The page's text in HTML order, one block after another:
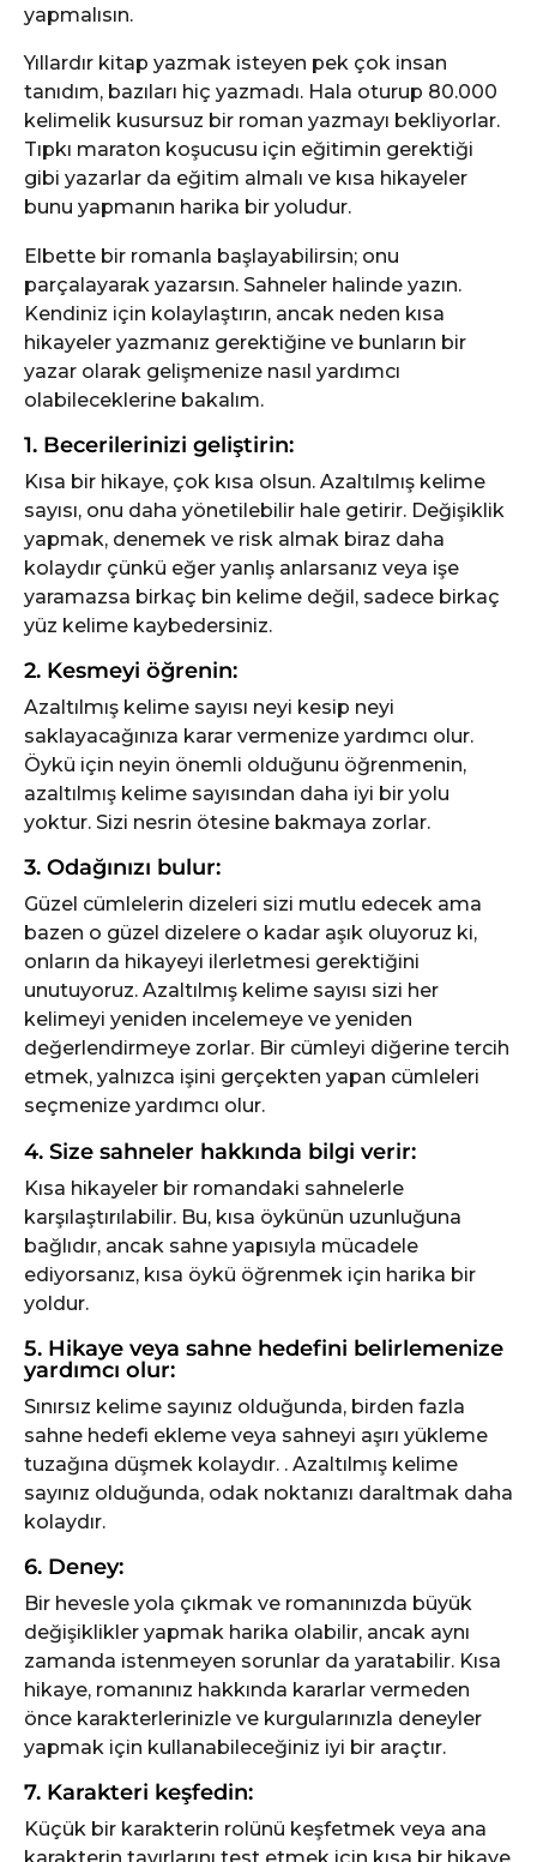
yapmalısın.
Yıllardır kitap yazmak isteyen pek çok insan
tanıdım, bazıları hiç yazmadı. Hala oturup 80.000
kelimelik kusursuz bir roman yazmayı bekliyorlar.
Tıpkı maraton koşucusu için eğitimin gerektiği
gibi yazarlar da eğitim almalı ve kısa hikayeler
bunu yapmanın harika bir yoludur.
Elbette bir romanla başlayabilirsin; onu
parçalayarak yazarsın. Sahneler halinde yazın.
Kendiniz için kolaylaştırın, ancak neden kısa
hikayeler yazmanız gerektiğine ve bunların bir
yazar olarak gelişmenize nasıl yardımcı
olabileceklerine bakalım.
1. Becerilerinizi geliştirin:
Kısa bir hikaye, çok kısa olsun. Azaltılmış kelime
sayısı, onu daha yönetilebilir hale getirir. Değişiklik
yapmak, denemek ve risk almak biraz daha
kolaydır çünkü eğer yanlış anlarsanız veya işe
yaramazsa birkaç bin kelime değil, sadece birkaç
yüz kelime kaybedersiniz.
2. Kesmeyi öğrenin:
Azaltılmış kelime sayısı neyi kesip neyi
saklayacağınıza karar vermenize yardımcı olur.
Öykü için neyin önemli olduğunu öğrenmenin,
azaltılmış kelime sayısından daha iyi bir yolu
yoktur. Sizi nesrin ötesine bakmaya zorlar.
3. Odağınızı bulur:
Güzel cümlelerin dizeleri sizi mutlu edecek ama
bazen o güzel dizelere o kadar aşık oluyoruz ki,
onların da hikayeyi ilerletmesi gerektiğini
unutuyoruz. Azaltılmış kelime sayısı sizi her
kelimeyi yeniden incelemeye ve yeniden
değerlendirmeye zorlar. Bir cümleyi diğerine tercih
etmek, yalnızca işini gerçekten yapan cümleleri
seçmenize yardımcı olur.
4. Size sahneler hakkında bilgi verir:
Kısa hikayeler bir romandaki sahnelerle
karşılaştırılabilir. Bu, kısa öykünün uzunluğuna
bağlıdır, ancak sahne yapısıyla mücadele
ediyorsanız, kısa öykü öğrenmek için harika bir
yoldur.
5. Hikaye veya sahne hedefini belirlemenize
yardımcı olur:
Sınırsız kelime sayınız olduğunda, birden fazla
sahne hedefi ekleme veya sahneyi aşırı yükleme
tuzağına düşmek kolaydır. . Azaltılmış kelime
sayınız olduğunda, odak noktanızı daraltmak daha
kolaydır.
6. Deney:
Bir hevesle yola çıkmak ve romanınızda büyük
değişiklikler yapmak harika olabilir, ancak aynı
zamanda istenmeyen sorunlar da yaratabilir. Kısa
hikaye, romanınız hakkında kararlar vermeden
önce karakterlerinizle ve kurgularınızla deneyler
yapmak için kullanabileceğiniz iyi bir araçtır.
7. Karakteri keşfedin:
Küçük bir karakterin rolünü keşfetmek veya ana